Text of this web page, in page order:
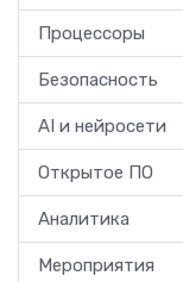
Процессоры
Безопасность
AI и нейросети
Открытое ПО
Аналитика
Мероприятия